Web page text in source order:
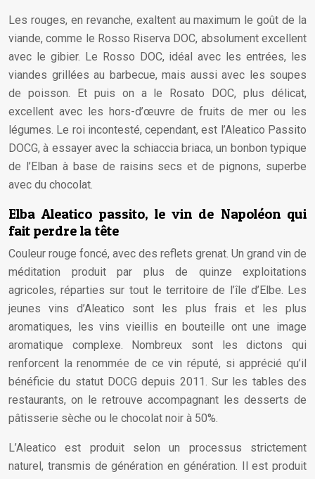
Les rouges, en revanche, exaltent au maximum le goût de la
viande, comme le Rosso Riserva DOC, absolument excellent
avec le gibier. Le Rosso DOC, idéal avec les entrées, les
viandes grillées au barbecue, mais aussi avec les soupes
de poisson. Et puis on a le Rosato DOC, plus délicat,
excellent avec les hors-d’œuvre de fruits de mer ou les
légumes. Le roi incontesté, cependant, est l’Aleatico Passito
DOCG, à essayer avec la schiaccia briaca, un bonbon typique
de l’Elban à base de raisins secs et de pignons, superbe
avec du chocolat.
Elba Aleatico passito, le vin de Napoléon qui
fait perdre la tête
Couleur rouge foncé, avec des reflets grenat. Un grand vin de
méditation produit par plus de quinze exploitations
agricoles, réparties sur tout le territoire de l’île d’Elbe. Les
jeunes vins d’Aleatico sont les plus frais et les plus
aromatiques, les vins vieillis en bouteille ont une image
aromatique complexe. Nombreux sont les dictons qui
renforcent la renommée de ce vin réputé, si apprécié qu’il
bénéficie du statut DOCG depuis 2011. Sur les tables des
restaurants, on le retrouve accompagnant les desserts de
pâtisserie sèche ou le chocolat noir à 50%.
L’Aleatico est produit selon un processus strictement
naturel, transmis de génération en génération. Il est produit